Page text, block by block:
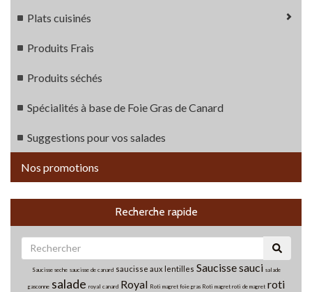
Plats cuisinés
Produits Frais
Produits séchés
Spécialités à base de Foie Gras de Canard
Suggestions pour vos salades
Nos promotions
Recherche rapide
Saucisse seche saucisse de canard saucisse aux lentilles Saucissesauci salade
gasconne salade royal canard Royal Roti magret foie gras Roti magret roti de magret roti